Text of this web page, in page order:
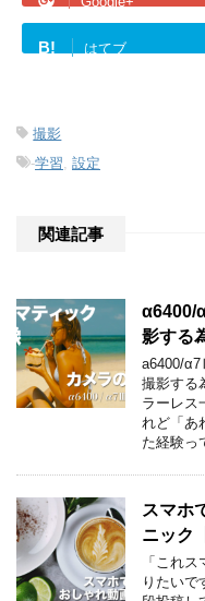
B! はてブ
撮影
-学習 設定
関連記事
α6400/
影する
a6400/
撮影する
ラーレス
れど「あ
た経験っ
スマホ
ニック
「これ
りたいで